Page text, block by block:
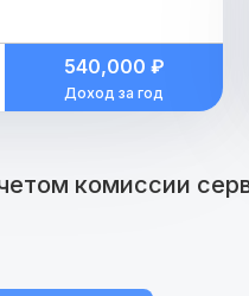
540,000 ₽
Доход за год
комиссии